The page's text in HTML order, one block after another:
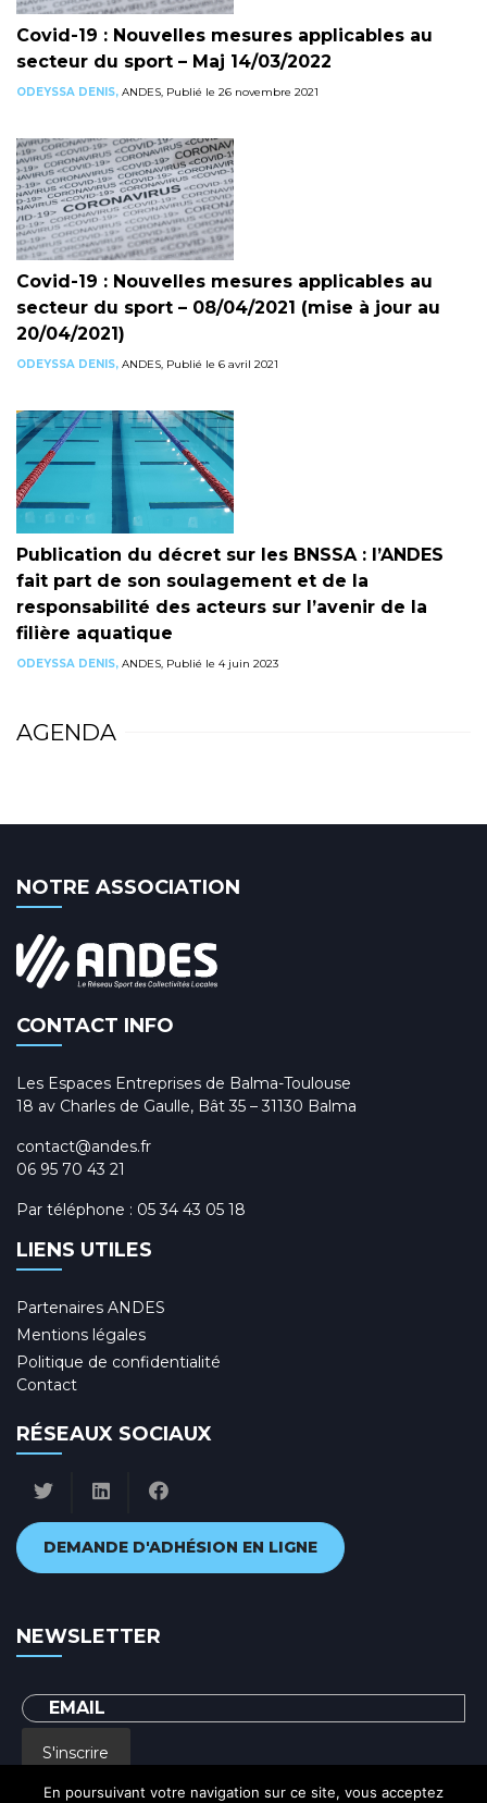
Covid-19 : Nouvelles mesures applicables au
secteur du sport – Maj 14/03/2022
ODEYSSA DENIS, ANDES, Publié le 26 novembre 2021
Covid-19 : Nouvelles mesures applicables au
secteur du sport – 08/04/2021 (mise à jour au
20/04/2021)
ODEYSSA DENIS, ANDES, Publié le 6 avril 2021
Publication du décret sur les BNSSA : l’ANDES
fait part de son soulagement et de la
responsabilité des acteurs sur l’avenir de la
filière aquatique
ODEYSSA DENIS, ANDES, Publié le 4 juin 2023
AGENDA
NOTRE ASSOCIATION
CONTACT INFO
Les Espaces Entreprises de Balma-Toulouse
18 av Charles de Gaulle, Bât 35 – 31130 Balma
contact@andes.fr
06 95 70 43 21
Par téléphone : 05 34 43 05 18
LIENS UTILES
Partenaires ANDES
Mentions légales
Politique de confidentialité
Contact
RÉSEAUX SOCIAUX
DEMANDE D'ADHÉSION EN LIGNE
NEWSLETTER
S'inscrire
En poursuivant votre navigation sur ce site, vous acceptez